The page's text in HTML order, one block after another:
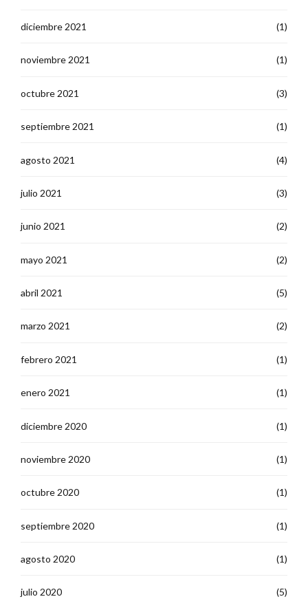
diciembre 2021 (1)
noviembre 2021 (1)
octubre 2021 (3)
septiembre 2021 (1)
agosto 2021 (4)
julio 2021 (3)
junio 2021 (2)
mayo 2021 (2)
abril 2021 (5)
marzo 2021 (2)
febrero 2021 (1)
enero 2021 (1)
diciembre 2020 (1)
noviembre 2020 (1)
octubre 2020 (1)
septiembre 2020 (1)
agosto 2020 (1)
julio 2020 (5)